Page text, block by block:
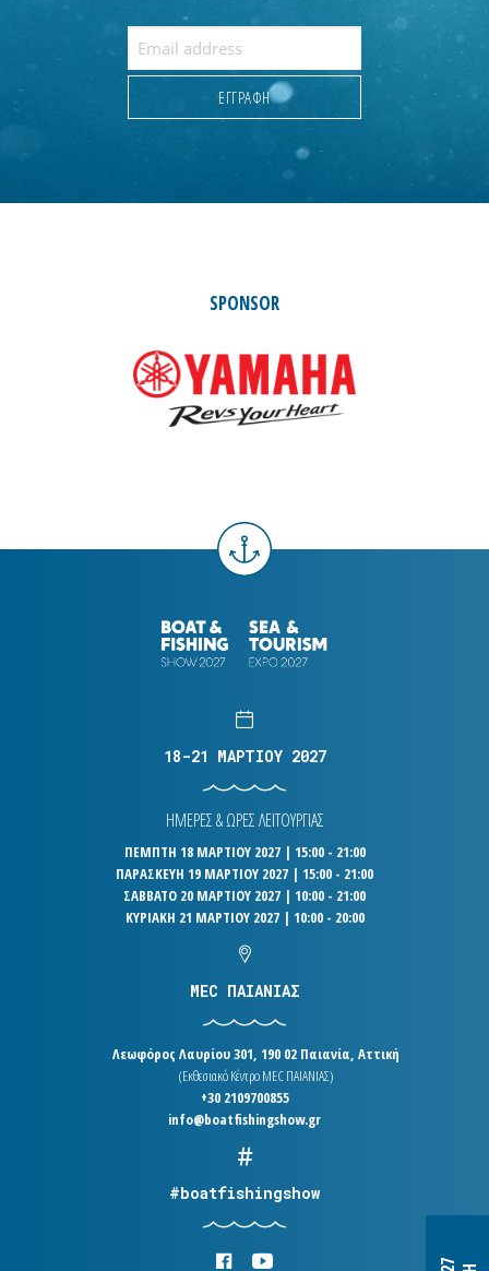
SPONSOR
18-21 ΜΑΡΤΙΟΥ 2027
ΗΜΕΡΕΣ & ΩΡΕΣ ΛΕΙΤΟΥΡΓΙΑΣ
ΠΕΜΠΤΗ 18 ΜΑΡΤΙΟΥ 2027 | 15:00 - 21:00
ΠΑΡΑΣΚΕΥΗ 19 ΜΑΡΤΙΟΥ 2027 | 15:00 - 21:00
ΣΑΒΒΑΤΟ 20 ΜΑΡΤΙΟΥ 2027 | 10:00 - 21:00
ΚΥΡΙΑΚΗ 21 ΜΑΡΤΙΟΥ 2027 | 10:00 - 20:00
MEC ΠΑΙΑΝΙΑΣ
Λεωφόρος Λαυρίου 301, 190 02 Παιανία, Αττική
(Εκθεσιακό Κέντρο MEC ΠΑΙΑΝΙΑΣ)
+30 2109700855
info@boatfishingshow.gr
#boatfishingshow